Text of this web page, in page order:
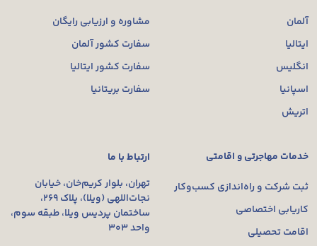
آلمان
ایتالیا
انگلیس
اسپانیا
اتریش
مشاوره و ارزیابی رایگان
سفارت کشور آلمان
سفارت کشور ایتالیا
سفارت بریتانیا
خدمات مهاجرتی و اقامتی
ثبت شرکت و راه‌اندازی کسب‌وکار
کاریابی اختصاصی
اقامت تحصیلی
ارتباط با ما
تهران، بلوار کریم‌خان، خیابان
نجات‌اللهی (ویلا)، پلاک ۲۶۹،
ساختمان پردیس ویلا، طبقه سوم،
واحد ۳۰۳